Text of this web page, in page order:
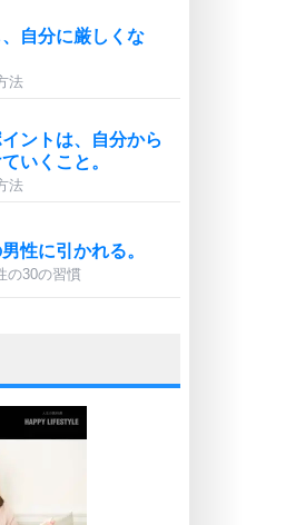
自分に厳しくな
法
ントは、自分から
いくこと。
法
性に引かれる。
の30の習慣
人を見ない。
ない原因は、行動